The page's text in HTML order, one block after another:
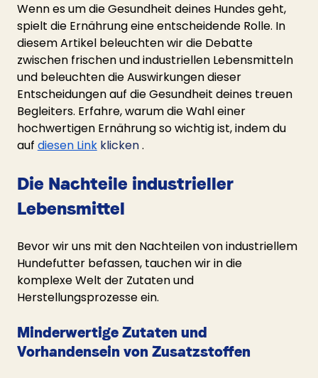
Wenn es um die Gesundheit deines Hundes geht,
spielt die Ernährung eine entscheidende Rolle. In
diesem Artikel beleuchten wir die Debatte
zwischen frischen und industriellen Lebensmitteln
und beleuchten die Auswirkungen dieser
Entscheidungen auf die Gesundheit deines treuen
Begleiters. Erfahre, warum die Wahl einer
hochwertigen Ernährung so wichtig ist, indem du
auf diesen Link klicken .
Die Nachteile industrieller
Lebensmittel
Bevor wir uns mit den Nachteilen von industriellem
Hundefutter befassen, tauchen wir in die
komplexe Welt der Zutaten und
Herstellungsprozesse ein.
Minderwertige Zutaten und
Vorhandensein von Zusatzstoffen